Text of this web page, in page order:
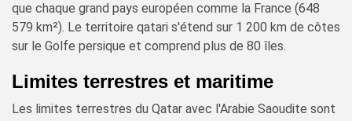
que chaque grand pays européen comme la France (648
579 km²). Le territoire qatari s'étend sur 1 200 km de côtes
sur le Golfe persique et comprend plus de 80 îles.
Limites terrestres et maritime
Les limites terrestres du Qatar avec l'Arabie Saoudite sont